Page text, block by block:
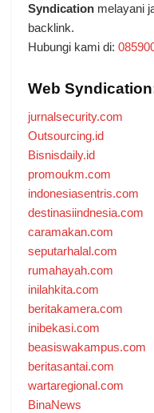
Syndication melayani
backlink.
Hubungi kami di:
Web
jurnalsecurity.com
Outsourcing.id
Bisnisdaily.id
promoukm.com
indonesiasentris.com
destinasiindnesia.com
caramakan.com
seputarhalal.com
rumahayah.com
inilahkita.com
beritakamera.com
inibekasi.com
beasiswakampus.com
beritasantai.com
wartaregional.com
BinaNews